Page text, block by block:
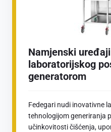
Namjenski
laboratorijskog
generatorom
Fedegari nudi inovativne
tehnologijom generiranja
učinkovitosti čišćenja,